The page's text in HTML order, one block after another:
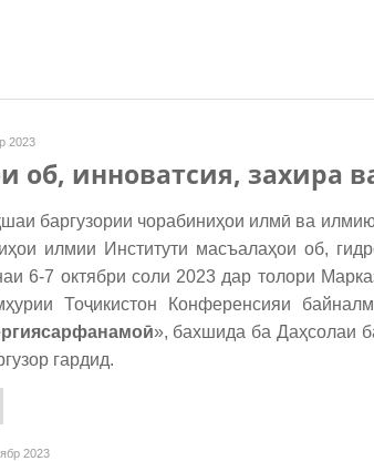
2023
об, инноватсия, захира
баргузории чорабиниҳои илмӣ ва
илмии Институти масъалаҳои об,
6-7 октябри соли 2023 дар толори
Тоҷикистон Конференсияи
», бахшида ба Даҳсолаи
гардид.
2023